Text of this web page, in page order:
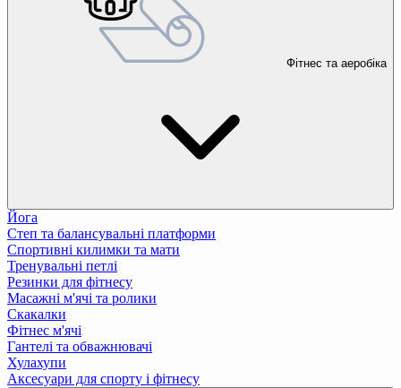
Фітнес та аеробіка
Йога
Степ та балансувальні платформи
Спортивні килимки та мати
Тренувальні петлі
Резинки для фітнесу
Масажні м'ячі та ролики
Скакалки
Фітнес м'ячі
Гантелі та обважнювачі
Хулахупи
Аксесуари для спорту і фітнесу